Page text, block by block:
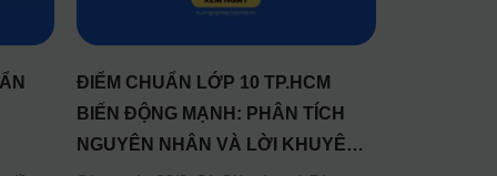
ĐIỂM CHUẨN LỚP 10 TP.HCM
BIẾN ĐỘNG MẠNH: PHÂN TÍCH
NGUYÊN NHÂN VÀ LỜI KHUYÊN